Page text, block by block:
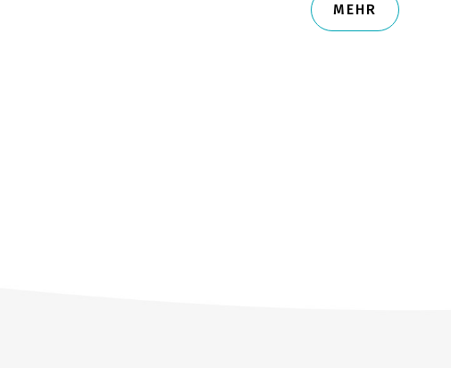
MEHR